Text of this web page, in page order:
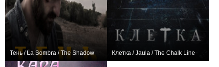
Тень / La Sombra / The Shadow Клетка / Jaula / The Chalk Line